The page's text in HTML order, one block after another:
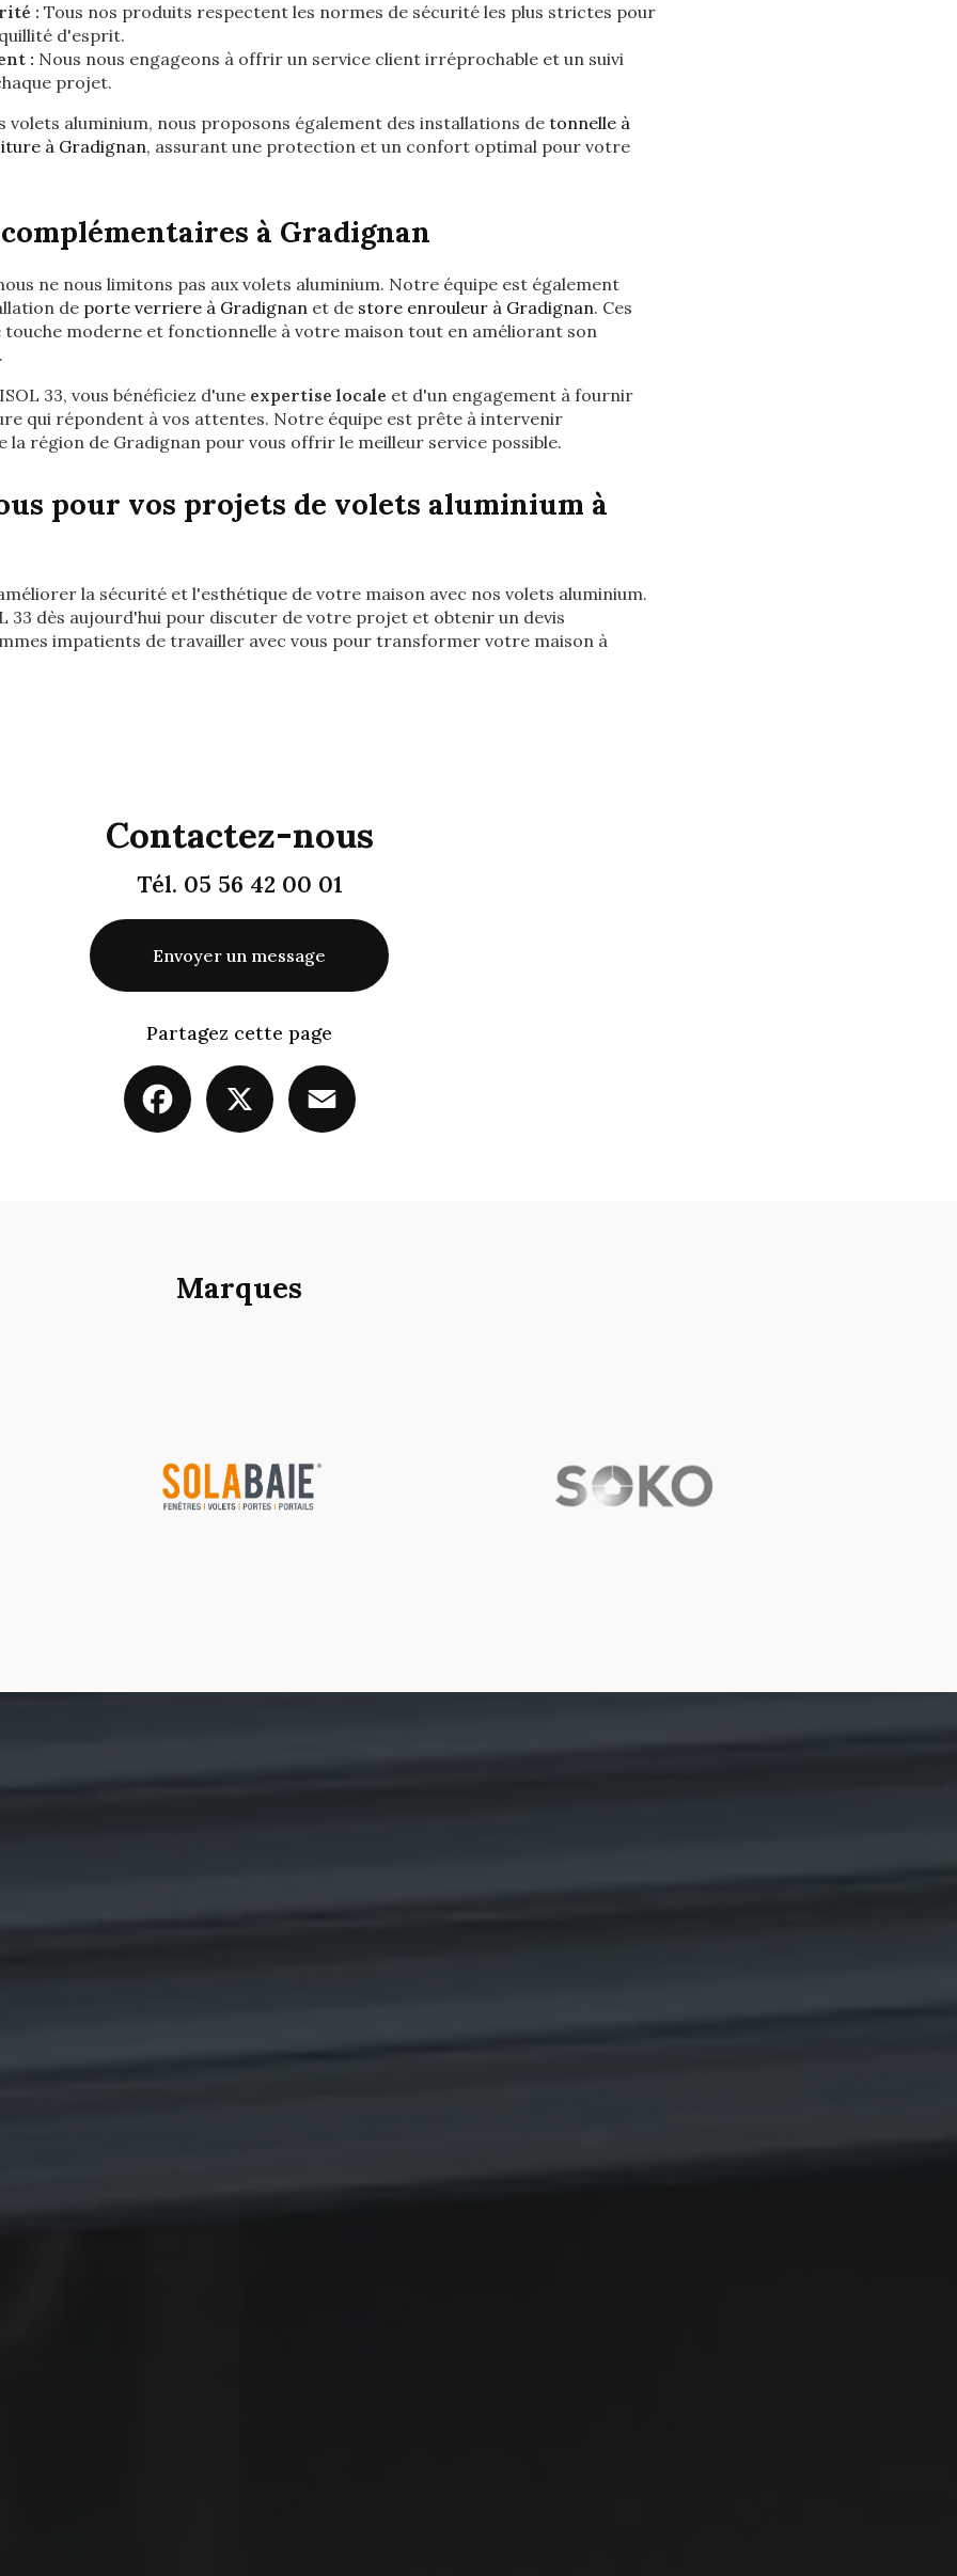
: Tous nos produits respectent les normes de sécurité les plus strictes pour
d'esprit.
: Nous nous engageons à offrir un service client irréprochable et un suivi
projet.
volets aluminium, nous proposons également des installations de tonnelle à
à Gradignan, assurant une protection et un confort optimal pour votre
à Gradignan
ne nous limitons pas aux volets aluminium. Notre équipe est également
de porte verriere à Gradignan et de store enrouleur à Gradignan. Ces
moderne et fonctionnelle à votre maison tout en améliorant son
33, vous bénéficiez d'une expertise locale et d'un engagement à fournir
qui répondent à vos attentes. Notre équipe est prête à intervenir
la région de Gradignan pour vous offrir le meilleur service possible.
pour vos projets de volets aluminium à
la sécurité et l'esthétique de votre maison avec nos volets aluminium.
33 dès aujourd'hui pour discuter de votre projet et obtenir un devis
impatients de travailler avec vous pour transformer votre maison à
Contactez-nous
Tél. 05 56 42 00 01
Envoyer un message
Partagez cette page
Facebook
Marques